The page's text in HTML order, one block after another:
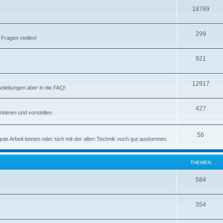
18769T
m
n
stellen!
299T
e
m
e
n
921
e
m
n
aber in die FAQ!
12917T
n
und vorstellen.
427T
e
Arbeit leisten oder sich mit der alten Technik noch gut auskennen.
56
e
THEMEN
584T
e
m
354T